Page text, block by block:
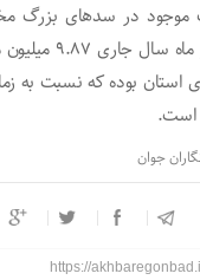
موجود در سد‌های بزرگ
بوده که نسبت به
جوان
https://